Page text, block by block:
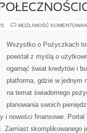
MOŻLIWOŚĆ
Wszystko o Pożyczkach
powstał z myślą o
ogarnąć świat kredytów i
platforma, gdzie w jednym
na temat świadomego
planowania swoich
i nowości finansowe.
Zamiast skomplikowanego